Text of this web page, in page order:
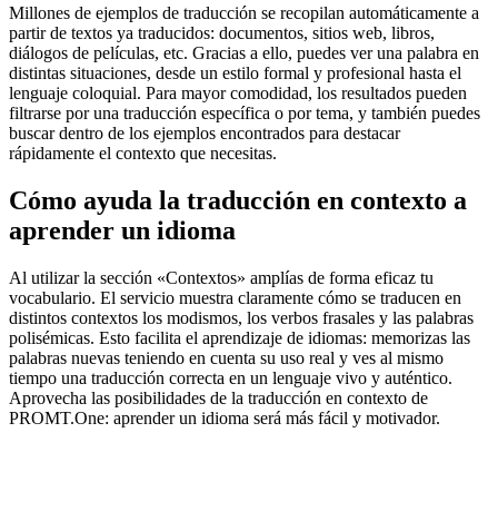
Millones de ejemplos de traducción se recopilan automáticamente a
partir de textos ya traducidos: documentos, sitios web, libros,
diálogos de películas, etc. Gracias a ello, puedes ver una palabra en
distintas situaciones, desde un estilo formal y profesional hasta el
lenguaje coloquial. Para mayor comodidad, los resultados pueden
filtrarse por una traducción específica o por tema, y también puedes
buscar dentro de los ejemplos encontrados para destacar
rápidamente el contexto que necesitas.
Cómo ayuda la traducción en contexto a
aprender un idioma
Al utilizar la sección «Contextos» amplías de forma eficaz tu
vocabulario. El servicio muestra claramente cómo se traducen en
distintos contextos los modismos, los verbos frasales y las palabras
polisémicas. Esto facilita el aprendizaje de idiomas: memorizas las
palabras nuevas teniendo en cuenta su uso real y ves al mismo
tiempo una traducción correcta en un lenguaje vivo y auténtico.
Aprovecha las posibilidades de la traducción en contexto de
PROMT.One: aprender un idioma será más fácil y motivador.